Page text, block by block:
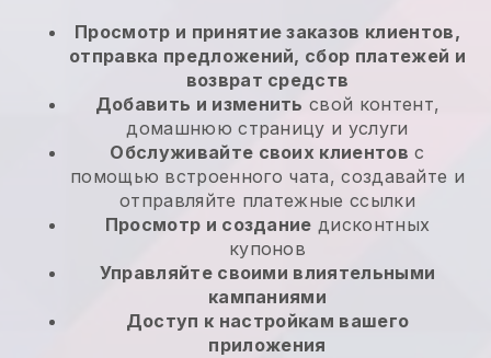
Просмотр и принятие заказов клиентов,
отправка предложений, сбор платежей и
возврат средств
Добавить и изменить свой контент,
домашнюю страницу и услуги
Обслуживайте своих клиентов с
помощью встроенного чата, создавайте и
отправляйте платежные ссылки
Просмотр и создание дисконтных
купонов
Управляйте своими влиятельными
кампаниями
Доступ к настройкам вашего
приложения